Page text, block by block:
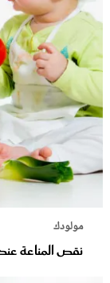
مولودك
نقص المناعة